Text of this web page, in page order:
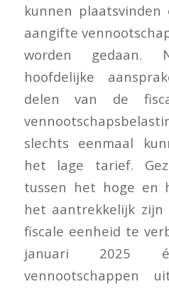
kunnen
aangifte
worden gedaan.
hoofdelijke
delen van de
slechts eenmaal
het lage tarief.
tussen het hoge en
het aantrekkelijk zijn
fiscale eenheid te
januari 2025
vennootschappen